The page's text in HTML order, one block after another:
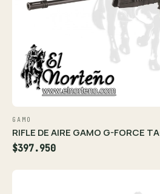
GAMO
RIFLE DE AIRE GAMO G-FORCE
$397.950